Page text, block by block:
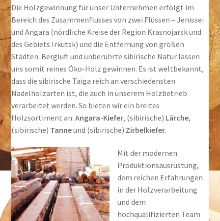
Die Holzgewinnung für unser Unternehmen erfolgt im
Bereich des Zusammenflusses von zwei Flüssen – Jenissei
und Angara (nördliche Kreise der Region Krasnojarsk und
des Gebiets Irkutsk) und die Entfernung von großen
Städten. Bergluft und unberührte sibirische Natur lassen
uns somit reines Öko-Holz gewinnen. Es ist weltbekannt,
dass die sibirische Taiga reich an verschiedensten
Nadelholzarten ist, die auch in unserem Holzbetrieb
verarbeitet werden. So bieten wir ein breites
Holzsortiment an: Angara-Kiefer, (sibirische) Lärche,
(sibirische) Tanneund (sibirische) Zirbelkiefer.
Mit der modernen
Produktionsausrüstung,
dem reichen Erfahrungen
in der Holzverarbeitung
und dem
hochqualifizierten Team